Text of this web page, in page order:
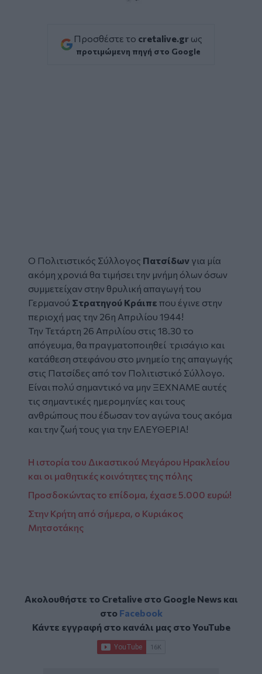
Προσθέστε το cretalive.gr ως
προτιμώμενη πηγή στο Google
Ο Πολιτιστικός Σύλλογος Πατσίδων για μία
ακόμη χρονιά θα τιμήσει την μνήμη όλων όσων
συμμετείχαν στην θρυλική απαγωγή του
Γερμανού Στρατηγού Κράιπε που έγινε στην
περιοχή μας την 26η Απριλίου 1944!
Την Τετάρτη 26 Απριλίου στις 18.30 το
απόγευμα, θα πραγματοποιηθεί τρισάγιο και
κατάθεση στεφάνου στο μνημείο της απαγωγής
στις Πατσίδες από τον Πολιτιστικό Σύλλογο.
Είναι πολύ σημαντικό να μην ΞΕΧΝΑΜΕ αυτές
τις σημαντικές ημερομηνίες και τους
ανθρώπους που έδωσαν τον αγώνα τους ακόμα
και την ζωή τους για την ΕΛΕΥΘΕΡΙΑ!
Η ιστορία του Δικαστικού Μεγάρου Ηρακλείου
και οι μαθητικές κοινότητες της πόλης
Προσδοκώντας το επίδομα, έχασε 5.000 ευρώ!
Στην Κρήτη από σήμερα, ο Κυριάκος
Μητσοτάκης
Ακολουθήστε το Cretalive στο Google Newsκαι
στο Facebook
Κάντε εγγραφή στο κανάλι μας στοYouTube